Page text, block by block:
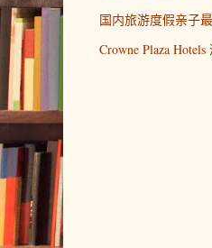
国内旅游度假亲子
Crowne Plaza